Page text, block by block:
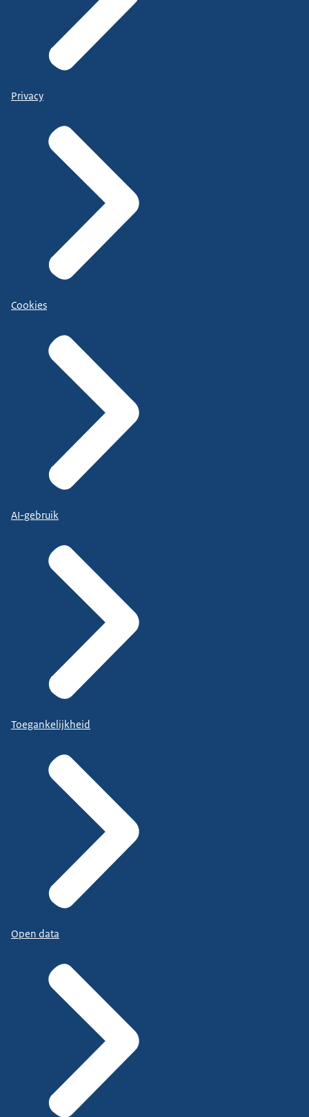
Privacy
Cookies
AI-gebruik
Toegankelijkheid
Open data